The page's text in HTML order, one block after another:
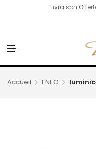
Livraison
N
U
Accueil ENEO